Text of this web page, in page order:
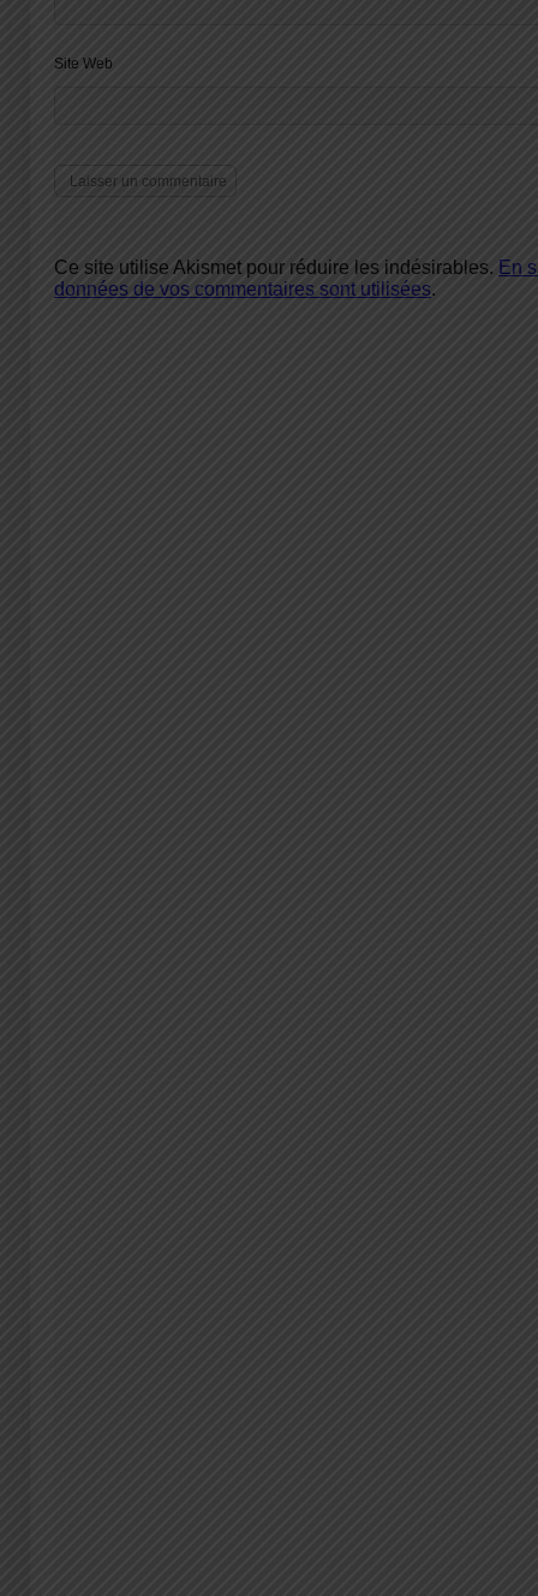
Site Web
Ce site utilise Akismet pour réduire les indésirables. En
données de vos commentaires sont utilisées.